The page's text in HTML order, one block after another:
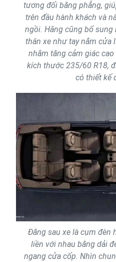
tương đối bằng phẳng,
trên đầu hành khách và
ngồi. Hãng cũng bổ
thân xe như tay nắm cửa
nhằm tăng cảm giác
kích thước 235/60 R18,
có thiết kế
Đằng sau xe là cụm đèn
liền với nhau bằng dải
ngang cửa cốp. Nhìn